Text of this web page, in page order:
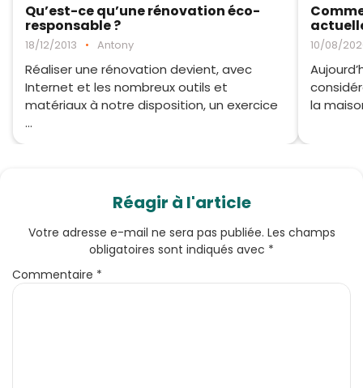
Qu’est-ce qu’une rénovation éco-
responsable ?
18/12/2013 • Antony
Réaliser une rénovation devient, avec
Internet et les nombreux outils et
matériaux à notre disposition, un exercice
...
10/08/
la
Réagir à l'article
Votre adresse e-mail ne sera pas publiée. Les champs
obligatoires sont indiqués avec *
Commentaire *